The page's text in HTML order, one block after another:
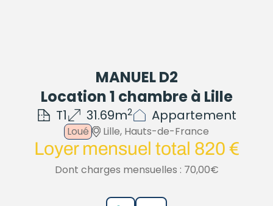
MANUEL D2
Location 1 chambre à Lille
T1 31.69m2 Appartement
Loué Lille, Hauts-de-France
Loyer mensuel total 820 €
Dont charges mensuelles : 70,00€